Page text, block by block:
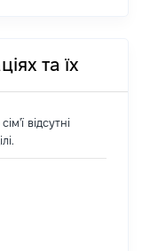
та їх
відсутні